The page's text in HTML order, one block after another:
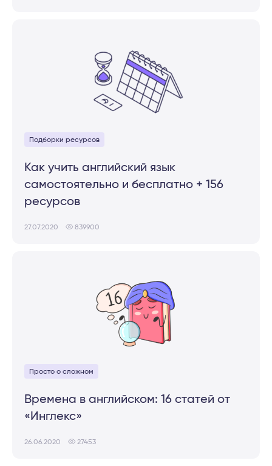
Подборки ресурсов
Как учить английский язык
самостоятельно и бесплатно + 156
ресурсов
27.07.2020 839900
Просто о сложном
Времена в английском: 16 статей от
«Инглекс»
26.06.2020 27453